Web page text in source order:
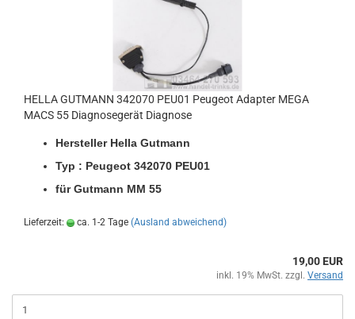
HELLA GUT­MANN 342070 PEU01 Peu­geot Ad­ap­ter MEGA
MACS 55 Dia­gno­se­ge­rät Dia­gno­se
Her­stel­ler Hella Gut­mann
Typ : Peu­geot 342070 PEU01
für Gut­mann MM 55
Lieferzeit: ca. 1-2 Tage (Ausland abweichend)
19,00 EUR
inkl. 19% MwSt. zzgl. Versand